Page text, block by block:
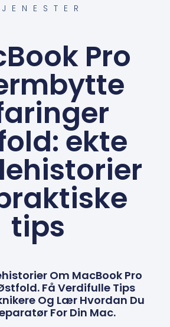
Pro
ekte
tips
Om MacBook Pro
Få Verdifulle Tips
Og Lær Hvordan Du
For Din Mac.